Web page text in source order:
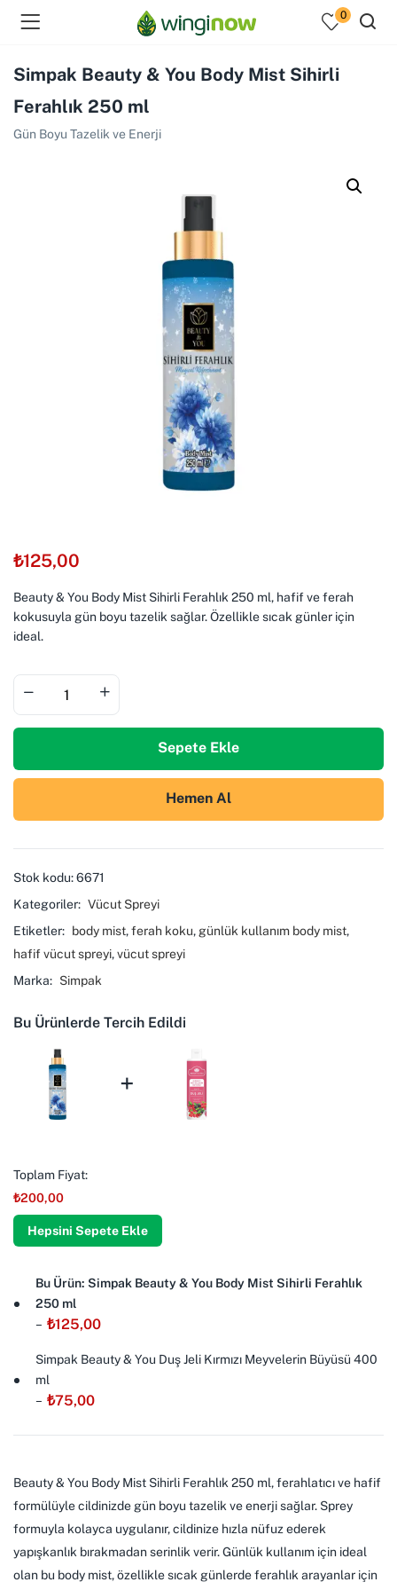
(Hakkımızda )
0
Simpak Beauty & You Body Mist Sihirli
Ferahlık 250 ml
Gün Boyu Tazelik ve Enerji
₺125,00
Beauty & You Body Mist Sihirli Ferahlık 250 ml, hafif ve ferah
kokusuyla gün boyu tazelik sağlar. Özellikle sıcak günler için
ideal.
Sepete Ekle
Hemen Al
Stok kodu:6671
Kategoriler: Vücut Spreyi
Etiketler: body mist,ferah koku, günlük kullanım body mist,
hafif vücut spreyi,vücut spreyi
Marka: Simpak
Bu Ürünlerde Tercih Edildi
+
Toplam Fiyat:
₺200,00
Hepsini Sepete Ekle
Bu Ürün: Simpak Beauty & You Body Mist Sihirli Ferahlık
250 ml
– ₺125,00
Simpak Beauty & You Duş Jeli Kırmızı Meyvelerin Büyüsü 400
ml
– ₺75,00
Beauty & You Body Mist Sihirli Ferahlık 250 ml, ferahlatıcı ve hafif
formülüyle cildinizde gün boyu tazelik ve enerji sağlar. Sprey
formuyla kolayca uygulanır, cildinize hızla nüfuz ederek
yapışkanlık bırakmadan serinlik verir. Günlük kullanım için ideal
olan bu body mist, özellikle sıcak günlerde ferahlık arayanlar için